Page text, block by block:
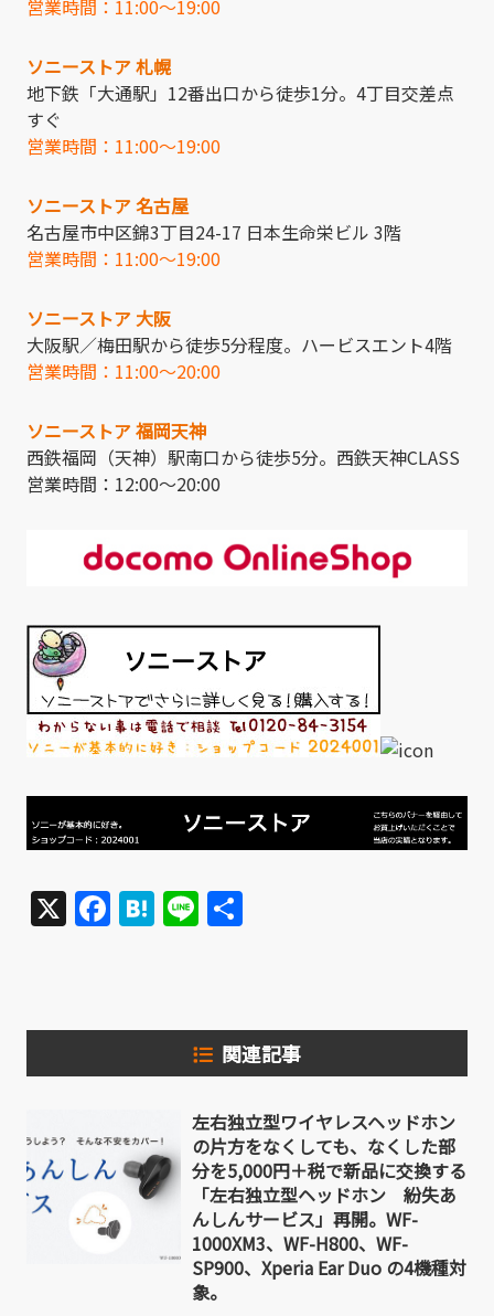
営業時間：11:00～19:00
ソニーストア 札幌
地下鉄「大通駅」12番出口から徒歩1分。4丁目交差点
すぐ
営業時間：11:00～19:00
ソニーストア 名古屋
名古屋市中区錦3丁目24-17 日本生命栄ビル 3階
営業時間：11:00～19:00
ソニーストア 大阪
大阪駅／梅田駅から徒歩5分程度。ハービスエント4階
営業時間：11:00～20:00
ソニーストア 福岡天神
西鉄福岡（天神）駅南口から徒歩5分。西鉄天神CLASS
営業時間：12:00～20:00
X Facebook
Hatena
Line
関連記事
左右独立型ワイヤレスヘッドホン
の片方をなくしても、なくした部
分を5,000円＋税で新品に交換する
「左右独立型ヘッドホン 紛失あ
んしんサービス」再開。WF-
1000XM3、WF-H800、WF-
SP900、Xperia Ear Duo の4機種対
象。